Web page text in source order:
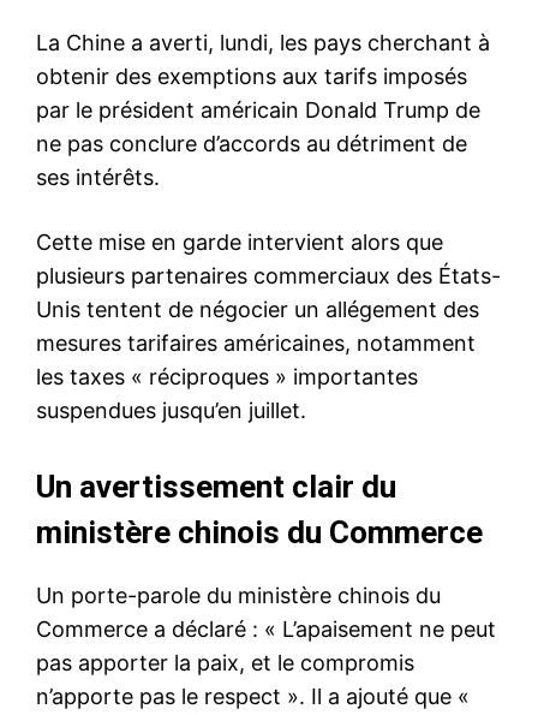
La Chine a averti, lundi, les pays cherchant à
obtenir des exemptions aux tarifs imposés
par le président américain Donald Trump de
ne pas conclure d’accords au détriment de
ses intérêts.
Cette mise en garde intervient alors que
plusieurs partenaires commerciaux des États-
Unis tentent de négocier un allégement des
mesures tarifaires américaines, notamment
les taxes « réciproques » importantes
suspendues jusqu’en juillet.
Un avertissement clair du
ministère chinois du Commerce
Un porte-parole du ministère chinois du
Commerce a déclaré : « L’apaisement ne peut
pas apporter la paix, et le compromis
n’apporte pas le respect ». Il a ajouté que «